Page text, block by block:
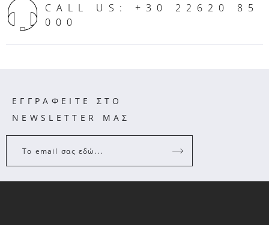
CALL US: +30 22620 85
000
ΕΓΓΡΑΦΕΙΤΕ ΣΤΟ
NEWSLETTER ΜΑΣ
Το email σας εδώ...